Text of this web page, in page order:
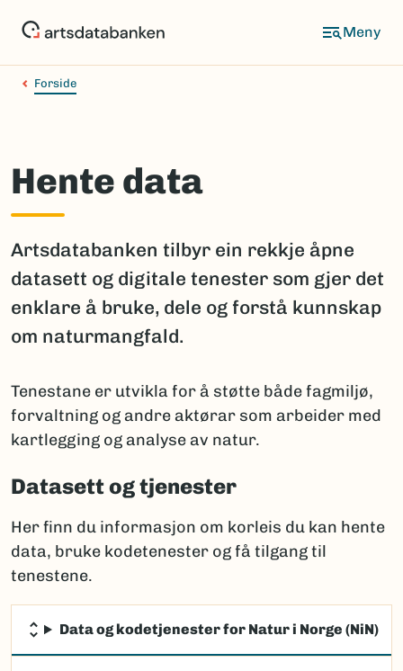
Forside
Hente data
Artsdatabanken tilbyr ein rekkje åpne
datasett og digitale tenester som gjer det
enklare å bruke, dele og forstå kunnskap
om naturmangfald.
Tenestane er utvikla for å støtte både fagmiljø,
forvaltning og andre aktørar som arbeider med
kartlegging og analyse av natur.
Datasett og tjenester
Her finn du informasjon om korleis du kan hente
data, bruke kodetenester og få tilgang til
tenestene.
Data og kodetjenester for Natur i Norge (NiN)